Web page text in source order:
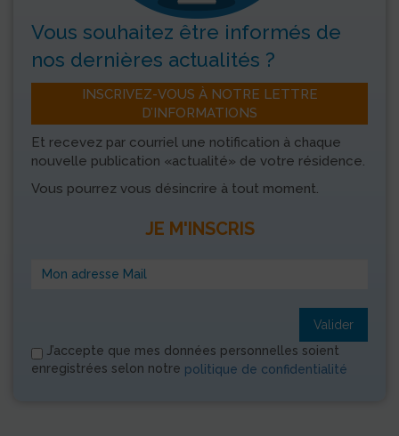
Vous souhaitez être informés de
nos dernières actualités ?
INSCRIVEZ-VOUS À NOTRE LETTRE
D’INFORMATIONS
Et recevez par courriel une notification à chaque
nouvelle publication «actualité» de votre résidence.
Vous pourrez vous désincrire à tout moment.
JE M'INSCRIS
Valider
J’accepte que mes données personnelles soient
enregistrées selon notre politique de confidentialité